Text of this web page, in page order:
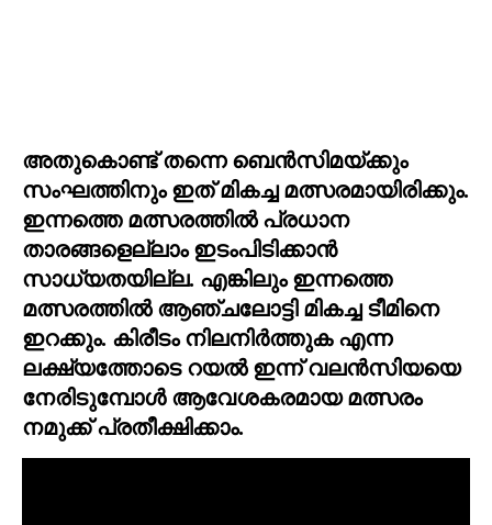
അതുകൊണ്ട് തന്നെ ബെൻസിമയ്ക്കും
സംഘത്തിനും ഇത് മികച്ച മത്സരമായിരിക്കും.
ഇന്നത്തെ മത്സരത്തിൽ പ്രധാന
താരങ്ങളെല്ലാം ഇടംപിടിക്കാൻ
സാധ്യതയില്ല. എങ്കിലും ഇന്നത്തെ
മത്സരത്തിൽ ആഞ്ചലോട്ടി മികച്ച ടീമിനെ
ഇറക്കും. കിരീടം നിലനിർത്തുക എന്ന
ലക്ഷ്യത്തോടെ റയൽ ഇന്ന് വലൻസിയയെ
നേരിടുമ്പോൾ ആവേശകരമായ മത്സരം
നമുക്ക് പ്രതീക്ഷിക്കാം.